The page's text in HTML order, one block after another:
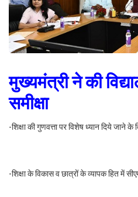
मुख्यमंत्री ने की
समीक्षा
-शिक्षा की गुणवत्ता पर विशेष ध्यान दिये जाने के
-शिक्षा के विकास व छात्रों के व्यापक हित में